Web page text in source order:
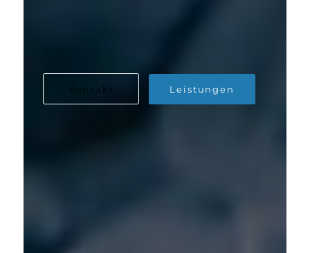
Kontakt Leistungen